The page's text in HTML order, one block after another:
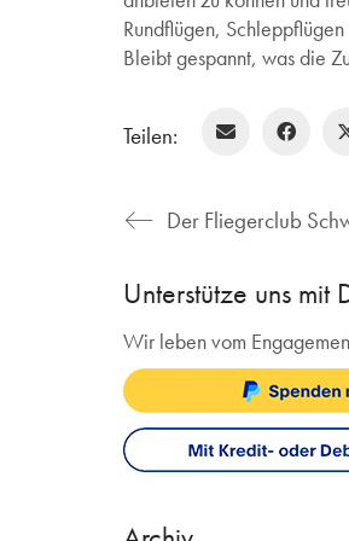
Rundflügen,
Bleibt gespannt, was die
Teilen:
Der Fliegerclub
Unterstütze uns mit
Wir leben vom